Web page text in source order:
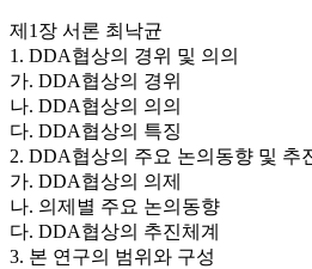
제1장 서론 최낙균
1. DDA협상의 경위 및 의의
가. DDA협상의 경위
나. DDA협상의 의의
다. DDA협상의 특징
2. DDA협상의 주요 논의동향 및 추
가. DDA협상의 의제
나. 의제별 주요 논의동향
다. DDA협상의 추진체계
3. 본 연구의 범위와 구성